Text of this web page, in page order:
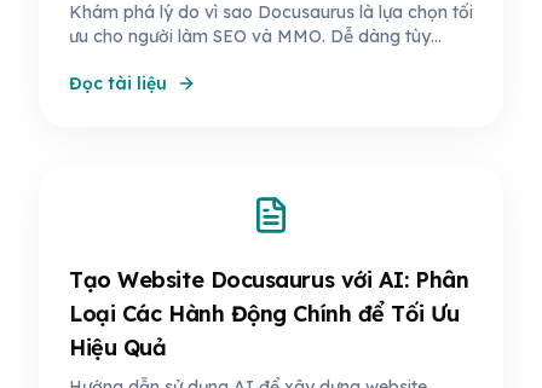
Khám phá lý do vì sao Docusaurus là lựa chọn tối
ưu cho người làm SEO và MMO. Dễ dàng tùy
Docusaurus mở ra cơ hội tạo website chuyên
Đọc tài liệu
Tạo Website Docusaurus với AI: Phân
Loại Các Hành Động Chính để Tối Ưu
Hiệu Quả